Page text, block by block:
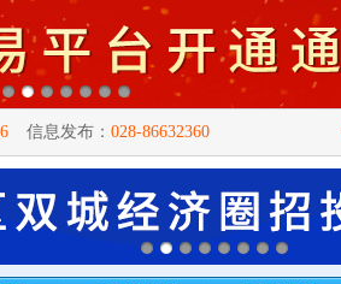
信息发布： 028-86632360